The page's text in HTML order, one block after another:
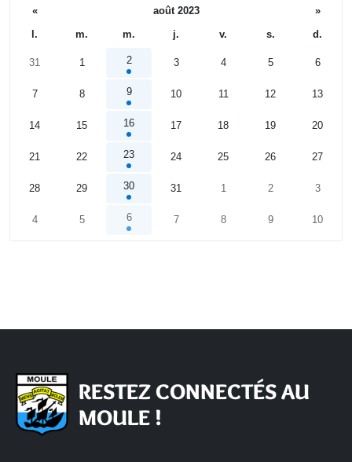
« août 2023
»
l.
m. m. j. v. s. d.
31 1 2 3 4 5 6
7 8 9 10 11 12 13
14 15 16 17 18 19 20
21 22 23 24 25 26 27
28 29 30 31 1 2 3
4 5 6 7 8 9 10
RESTEZ CONNECTÉS AU
MOULE !